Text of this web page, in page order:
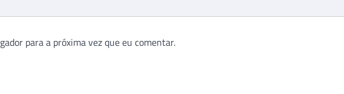
para a próxima vez que eu comentar.